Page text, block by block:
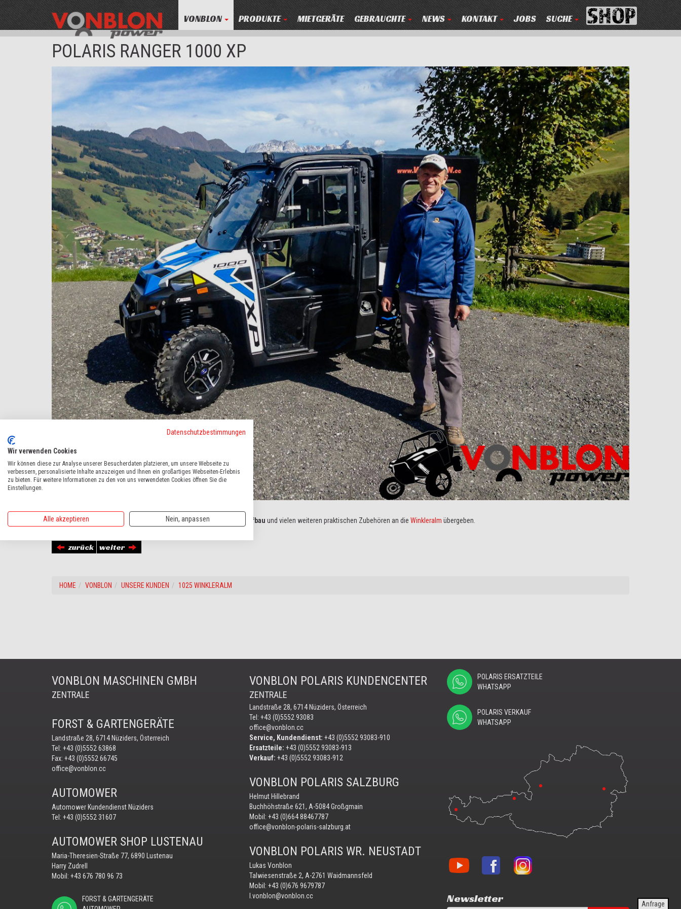
VONBLON PRODUKTE MIETGERÄTE GEBRAUCHTE NEWS KONTAKT JOBS SUCHE
POLARIS RANGER 1000 XP
NeuerRanger 1000 XP mit 80 PS, Kabine, Heizung, Dibond Heckaufbau und vielen weiteren praktischen Zubehören an die Winkleralm übergeben.
zurück weiter
HOME VONBLON UNSERE KUNDEN 1025 WINKLERALM
VONBLON MASCHINEN GMBH
ZENTRALE
FORST & GARTENGERÄTE
Landstraße 28, 6714 Nüziders, Österreich
Tel: +43 (0)5552 63868
Fax: +43 (0)5552 66745
office@vonblon.cc
AUTOMOWER
Automower Kundendienst Nüziders
Tel: +43 (0)5552 31607
AUTOMOWER SHOP LUSTENAU
Maria-Theresien-Straße 77, 6890 Lustenau
Harry Zudrell
Mobil: +43 676 780 96 73
FORST & GARTENGERÄTE
VONBLON POLARIS KUNDENCENTER
ZENTRALE
Landstraße 28, 6714 Nüziders, Österreich
Tel: +43 (0)5552 93083
office@vonblon.cc
Service, Kundendienst: +43 (0)5552 93083-910
Ersatzteile: +43 (0)5552 93083-913
Verkauf: +43 (0)5552 93083-912
VONBLON POLARIS SALZBURG
Helmut Hillebrand
Buchhöhstraße 621, A-5084 Großgmain
Mobil: +43 (0)664 88467787
office@vonblon-polaris-salzburg.at
VONBLON POLARIS WR. NEUSTADT
Lukas Vonblon
Talwiesenstraße 2, A-2761 Waidmannsfeld
Mobil: +43 (0)676 9679787
l.vonblon@vonblon.cc
POLARIS ERSATZTEILE
WHATSAPP
POLARIS VERKAUF
WHATSAPP
Vonblon
auf
Vonblon
Vonblon
auf
Newsletter Anfrage
Datenschutzbestimmungen
Wir verwenden Cookies
Wir können diese zur Analyse unserer Besucherdaten platzieren, um unsere Webseite zu
verbessern, personalisierte Inhalte anzuzeigen und Ihnen ein großartiges Webseiten-Erlebnis
zu bieten. Für weitere Informationen zu den von uns verwendeten Cookies öffnen Sie die
Einstellungen.
Alle akzeptieren Nein, anpassen